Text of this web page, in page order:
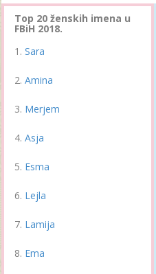
Top 20 ženskih imena u
FBiH 2018.
Sara
Amina
Merjem
Asja
Esma
Lejla
Lamija
Ema